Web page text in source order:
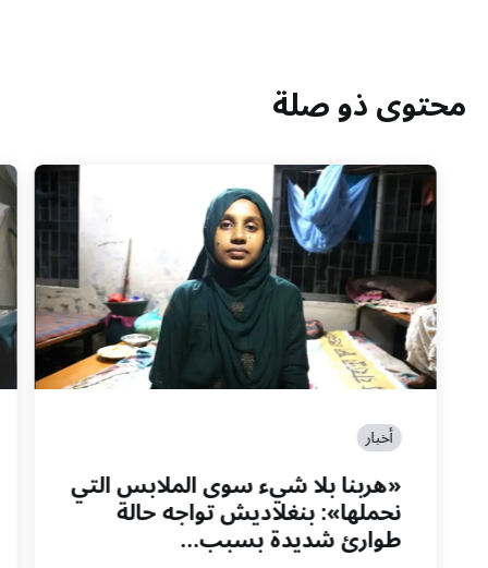
محتوى ذو صلة
أخبار
«هربنا بلا شيء سوى الملابس التي
نحملها»: بنغلاديش تواجه حالة
طوارئ شديدة بسبب…